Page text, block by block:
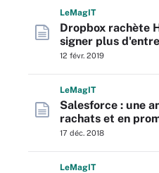
LeMagIT
Dropbox rachète
signer plus
12 févr. 2019
LeMagIT
Salesforce : une
rachats et en
17 déc. 2018
LeMagIT